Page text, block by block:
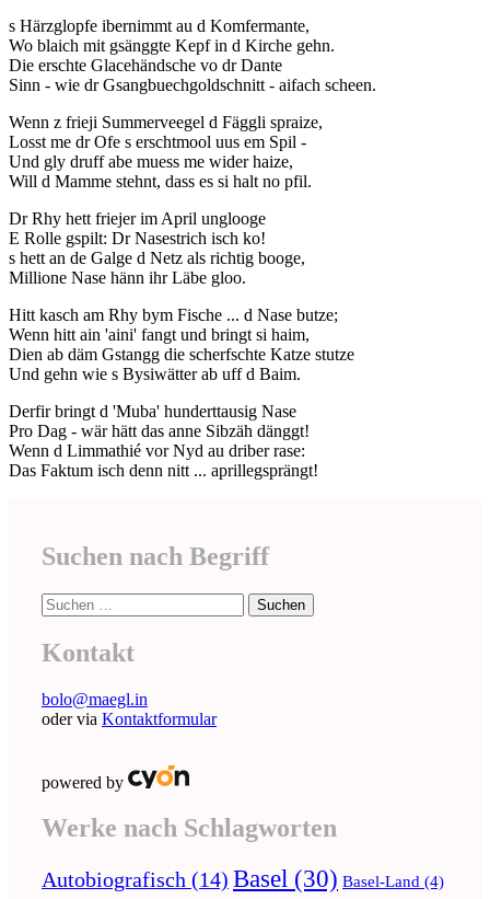
s Härzglopfe ibernimmt au d Komfermante,
Wo blaich mit gsänggte Kepf in d Kirche gehn.
Die erschte Glacehändsche vo dr Dante
Sinn - wie dr Gsangbuechgoldschnitt - aifach scheen.
Wenn z frieji Summerveegel d Fäggli spraize,
Losst me dr Ofe s erschtmool uus em Spil -
Und gly druff abe muess me wider haize,
Will d Mamme stehnt, dass es si halt no pfil.
Dr Rhy hett friejer im April unglooge
E Rolle gspilt: Dr Nasestrich isch ko!
s hett an de Galge d Netz als richtig booge,
Millione Nase hänn ihr Läbe gloo.
Hitt kasch am Rhy bym Fische ... d Nase butze;
Wenn hitt ain 'aini' fangt und bringt si haim,
Dien ab däm Gstangg die scherfschte Katze stutze
Und gehn wie s Bysiwätter ab uff d Baim.
Derfir bringt d 'Muba' hunderttausig Nase
Pro Dag - wär hätt das anne Sibzäh dänggt!
Wenn d Limmathié vor Nyd au driber rase:
Das Faktum isch denn nitt ... aprillegsprängt!
Suchen nach Begriff
Suche
nach:
Kontakt
bolo@maegl.in
oder via Kontaktformular
powered by
Werke nach Schlagworten
Autobiografisch (14) Basel (30) Basel-Land (4)